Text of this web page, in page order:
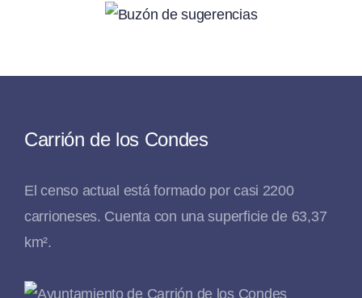
Carrión de los Condes
El censo actual está formado por casi 2200
carrioneses. Cuenta con una superficie de 63,37
km².